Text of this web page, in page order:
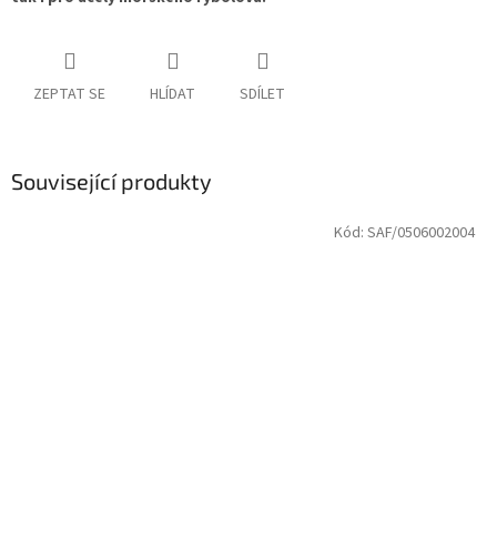
ZEPTAT SE HLÍDAT SDÍLET
Související produkty
Kód: SAF/0506002004